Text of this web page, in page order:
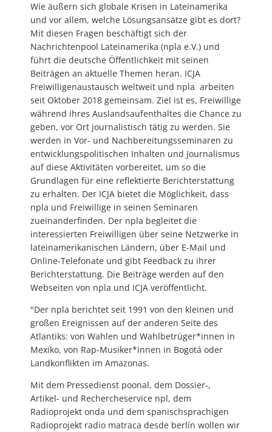
Wie äußern sich globale Krisen in Lateinamerika
und vor allem, welche Lösungsansätze gibt es dort?
Mit diesen Fragen beschäftigt sich der
Nachrichtenpool Lateinamerika (npla e.V.) und
führt die deutsche Öffentlichkeit mit seinen
Beiträgen an aktuelle Themen heran. ICJA
Freiwilligenaustausch weltweit und npla arbeiten
seit Oktober 2018 gemeinsam. Ziel ist es, Freiwillige
während ihres Auslandsaufenthaltes die Chance zu
geben, vor Ort journalistisch tätig zu werden. Sie
werden in Vor- und Nachbereitungsseminaren zu
entwicklungspolitischen Inhalten und Journalismus
auf diese Aktivitäten vorbereitet, um so die
Grundlagen für eine reflektierte Berichterstattung
zu erhalten. Der ICJA bietet die Möglichkeit, dass
npla und Freiwillige in seinen Seminaren
zueinanderfinden. Der npla begleitet die
interessierten Freiwilligen über seine Netzwerke in
lateinamerikanischen Ländern, über E-Mail und
Online-Telefonate und gibt Feedback zu ihrer
Berichterstattung. Die Beiträge werden auf den
Webseiten von npla und ICJA veröffentlicht.
"Der npla berichtet seit 1991 von den kleinen und
großen Ereignissen auf der anderen Seite des
Atlantiks: von Wahlen und Wahlbetrüger*innen in
Mexiko, von Rap-Musiker*innen in Bogotá oder
Landkonflikten im Amazonas.
Mit dem Pressedienst poonal, dem Dossier-,
Artikel- und Rechercheservice npl, dem
Radioprojekt onda und dem spanischsprachigen
Radioprojekt radio matraca desde berlín wollen wir